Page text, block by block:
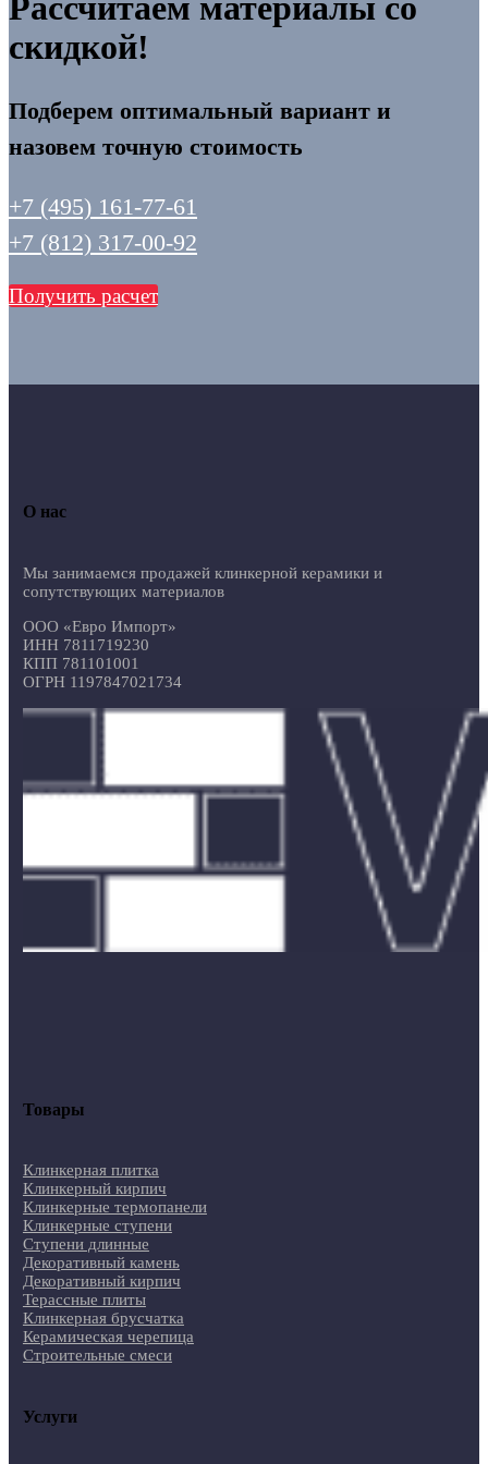
скидкой!
Подберем оптимальный вариант и
назовем точную стоимость
+7 (495) 161-77-61
+7 (812) 317-00-92
Получить расчет
О нас
Мы занимаемся продажей клинкерной керамики и
сопутствующих материалов
ООО «Евро Импорт»
ИНН 7811719230
КПП 781101001
ОГРН 1197847021734
Товары
Клинкерная плитка
Клинкерный кирпич
Клинкерные термопанели
Клинкерные ступени
Ступени длинные
Декоративный камень
Декоративный кирпич
Терассные плиты
Клинкерная брусчатка
Керамическая черепица
Строительные смеси
Услуги